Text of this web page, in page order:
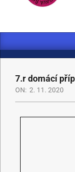
7.r domácí
ON: 2. 11. 2020